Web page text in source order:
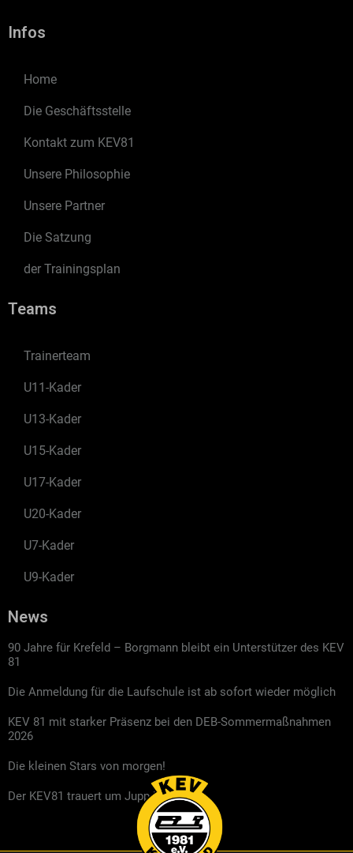
Infos
Home
Die Geschäftsstelle
Kontakt zum KEV81
Unsere Philosophie
Unsere Partner
Die Satzung
der Trainingsplan
Teams
Trainerteam
U11-Kader
U13-Kader
U15-Kader
U17-Kader
U20-Kader
U7-Kader
U9-Kader
News
90 Jahre für Krefeld – Borgmann bleibt ein Unterstützer des KEV
81
Die Anmeldung für die Laufschule ist ab sofort wieder möglich
KEV 81 mit starker Präsenz bei den DEB-Sommermaßnahmen
2026
Die kleinen Stars von morgen!
Der KEV81 trauert um Jupp Kompalla